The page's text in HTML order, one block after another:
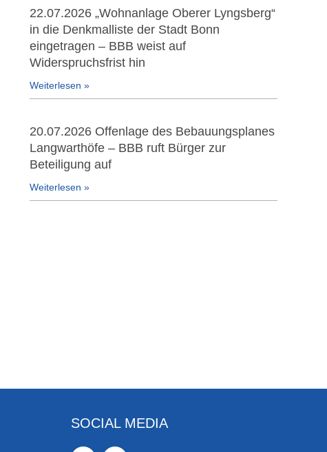
22.07.2026 „Wohnanlage Oberer Lyngsberg“
in die Denkmalliste der Stadt Bonn
eingetragen – BBB weist auf
Widerspruchsfrist hin
Weiterlesen »
20.07.2026 Offenlage des Bebauungsplanes
Langwarthöfe – BBB ruft Bürger zur
Beteiligung auf
Weiterlesen »
SOCIAL MEDIA